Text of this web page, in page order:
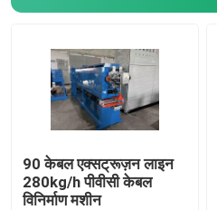
90 केबल एक्सट्रूज़न लाइन
280kg/h पीवीसी केबल
विनिर्माण मशीन